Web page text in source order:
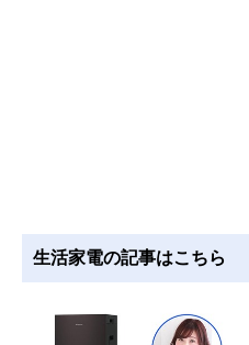
生活家電の記事はこちら